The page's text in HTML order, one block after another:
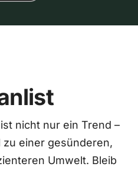
nicht nur ein Trend –
einer gesünderen,
Umwelt. Bleib